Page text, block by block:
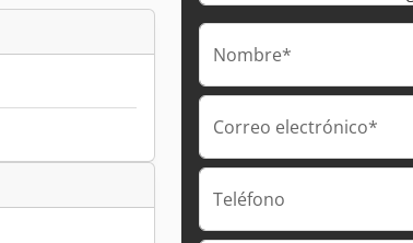
Nombre*
Correo electrónico*
Teléfono